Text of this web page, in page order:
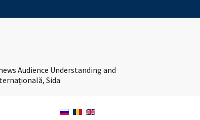
Audience Understanding and
Sida